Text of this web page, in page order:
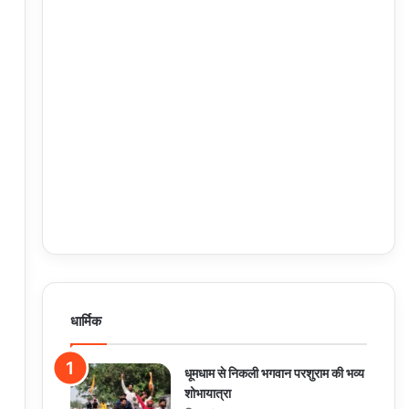
धार्मिक
धूमधाम से निकली भगवान परशुराम की भव्य
शोभायात्रा